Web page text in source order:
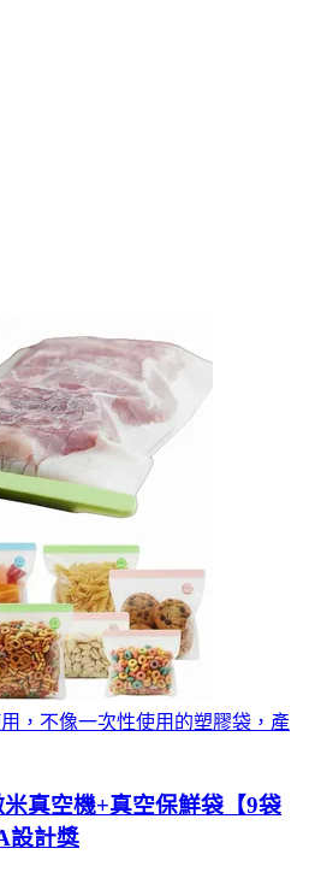
，不像一次性使用的塑膠袋，產
米真空機+真空保鮮袋【9袋
設計獎